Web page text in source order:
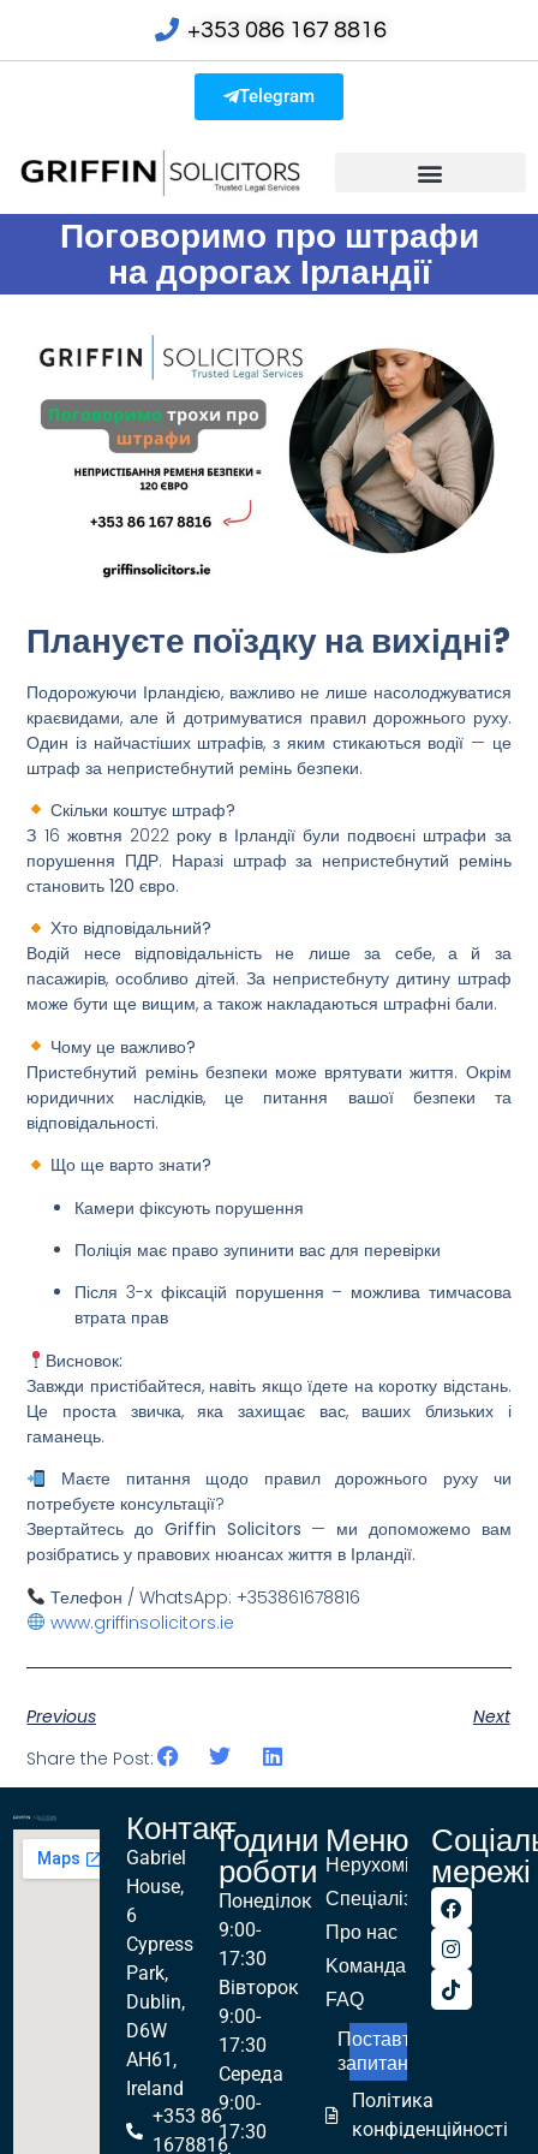
+353 086 167 8816
Telegram
Поговоримо про штрафи
на дорогах Ірландії
Плануєте поїздку на вихідні?
Подорожуючи Ірландією, важливо не лише насолоджуватися
краєвидами, але й дотримуватися правил дорожнього руху.
Один із найчастіших штрафів, з яким стикаються водії — це
штраф за непристебнутий ремінь безпеки.
Скільки коштує штраф?
З 16 жовтня 2022 року в Ірландії були подвоєні штрафи за
порушення ПДР. Наразі штраф за непристебнутий ремінь
становить120 євро.
Хто відповідальний?
Водій несе відповідальність не лише за себе, а й за
пасажирів, особливо дітей. За непристебнуту дитину штраф
може бути ще вищим, а також накладаються штрафні бали.
Чому це важливо?
Пристебнутий ремінь безпеки може врятувати життя. Окрім
юридичних наслідків, це питання вашої безпеки та
відповідальності.
Що ще варто знати?
Камери фіксують порушення
Поліція має право зупинити вас для перевірки
Після 3-х фіксацій порушення – можлива тимчасова
втрата прав
Висновок:
Завжди пристібайтеся, навіть якщо їдете на коротку відстань.
Це проста звичка, яка захищає вас, ваших близьких і
гаманець.
Маєте питання щодо правил дорожнього руху чи
потребуєте консультації?
Звертайтесь до Griffin Solicitors — ми допоможемо вам
розібратись у правових нюансах життя в Ірландії.
Телефон / WhatsApp: +353861678816
www.griffinsolicitors.ie
Previous
Next
Share the Post:
Контакт
Gabriel
House,
6
Cypress
Park,
Dublin,
D6W
AH61,
Ireland
+353 86
1678816
Години
роботи
Понеділок
9:00-
17:30
Вівторок
9:00-
17:30
Середа
9:00-
17:30
Меню
Нерухомість
Спеціалізації
Про нас
Kоманда
FAQ
Поставте
запитання!
Політика
конфіденційності
мережі